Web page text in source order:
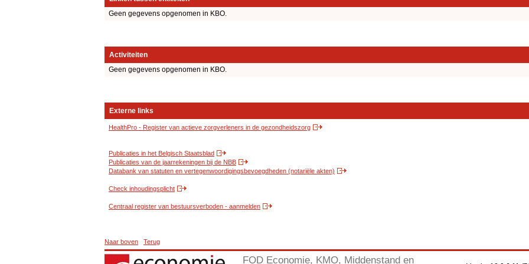
Geen gegevens opgenomen in KBO.
Activiteiten
Geen gegevens opgenomen in KBO.
Externe links
HealthPro - Register van actieve zorgverleners in de gezondheidszorg
Publicaties in het Belgisch Staatsblad
Publicaties van de jaarrekeningen bij de NBB
Databank van statuten en vertegenwoordigingsbevoegdheden (notariële akten)
Check inhoudingsplicht
Centraal register van bestuursverboden - aanmelden
Naar boven Terug
FOD Economie, KMO, Middenstand en